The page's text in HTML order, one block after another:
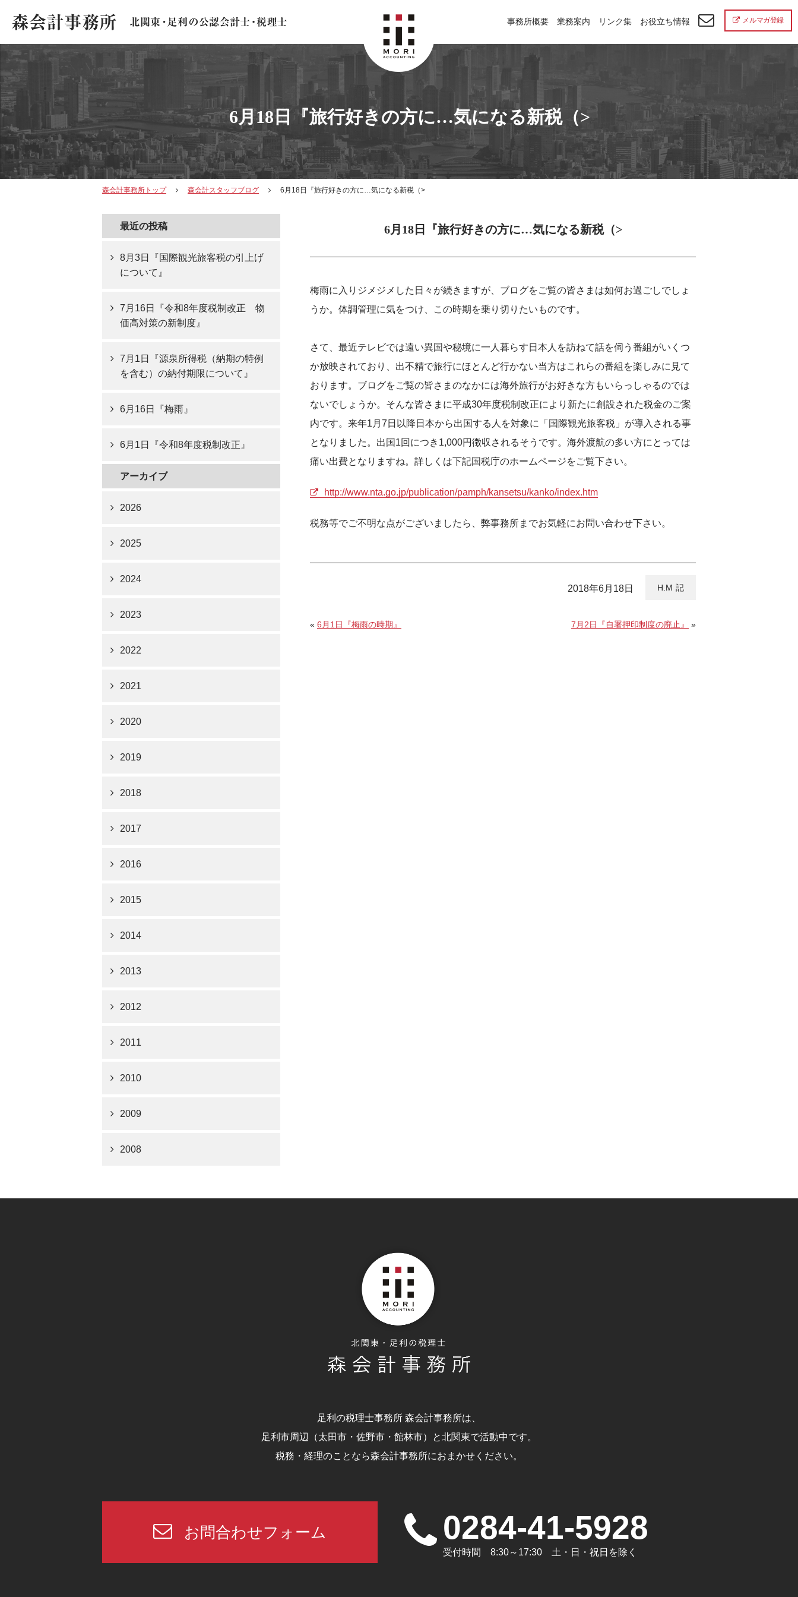
北関東 足利市の公認会計士・税理士事務所 森会計事務所
事務所概要 業務案内 リンク集 お役立ち情報 メルマガ登録
6月18日『旅行好きの方に…気になる新税（>
森会計事務所トップ 森会計スタッフブログ 6月18日『旅行好きの方に…気になる新税（>
6月18日『旅行好きの方に…気になる新税（>
梅雨に入りジメジメした日々が続きますが、ブログをご覧の皆さまは如何お過ごしでしょ
うか。体調管理に気をつけ、この時期を乗り切りたいものです。
さて、最近テレビでは遠い異国や秘境に一人暮らす日本人を訪ねて話を伺う番組がいくつ
か放映されており、出不精で旅行にほとんど行かない当方はこれらの番組を楽しみに見て
おります。ブログをご覧の皆さまのなかには海外旅行がお好きな方もいらっしゃるのでは
ないでしょうか。そんな皆さまに平成30年度税制改正により新たに創設された税金のご案
内です。来年1月7日以降日本から出国する人を対象に「国際観光旅客税」が導入される事
となりました。出国1回につき1,000円徴収されるそうです。海外渡航の多い方にとっては
痛い出費となりますね。詳しくは下記国税庁のホームページをご覧下さい。
http://www.nta.go.jp/publication/pamph/kansetsu/kanko/index.htm
税務等でご不明な点がございましたら、弊事務所までお気軽にお問い合わせ下さい。
H.M
2018年6月18日
« 6月1日『梅雨の時期』 7月2日『自署押印制度の廃止』 »
最近の投稿
8月3日『国際観光旅客税の引上げ
について』
7月16日『令和8年度税制改正 物
価高対策の新制度』
7月1日『源泉所得税（納期の特例
を含む）の納付期限について』
6月16日『梅雨』
6月1日『令和8年度税制改正』
アーカイブ
2026
2025
2024
2023
2022
2021
2020
2019
2018
2017
2016
2015
2014
2013
2012
2011
2010
2009
2008
足利の税理士事務所 森会計事務所は、
足利市周辺（太田市・佐野市・館林市）と北関東で活動中です。
税務・経理のことなら森会計事務所におまかせください。
お問合わせフォーム 0284-41-5928
受付時間 8:30～17:30 土・日・祝日を除く